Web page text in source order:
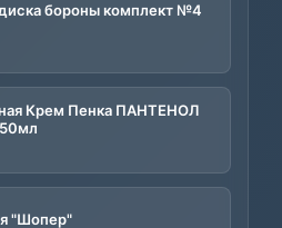
бороны комплект №4
Крем Пенка ПАНТЕНОЛ
"Шопер"